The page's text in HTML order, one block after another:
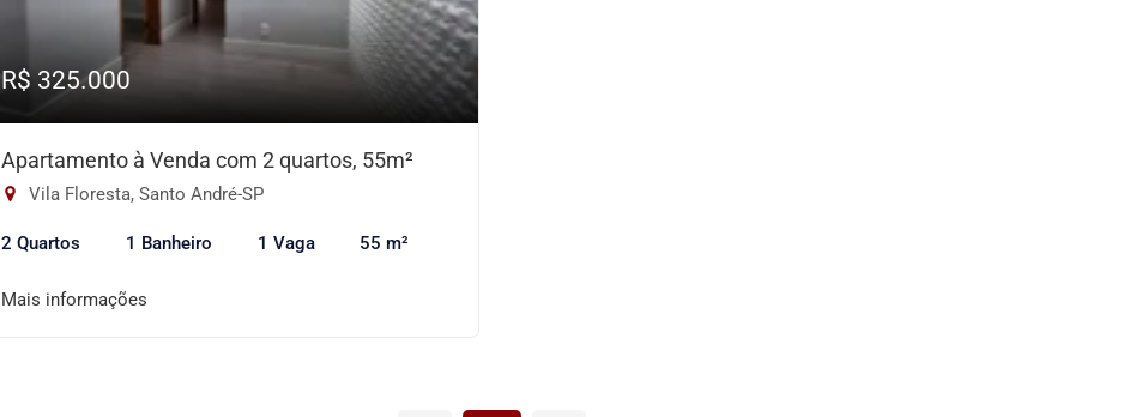
R$ 325.000
Apartamento à Venda com 2 quartos, 55m²
Vila Floresta, Santo André-SP
2 Quartos 1 Banheiro 1 Vaga 55 m²
Mais informações